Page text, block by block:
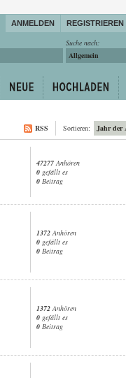
ANMELDEN REGISTRIEREN
Suche nach:
Allgemein
Jahr der
Sortieren:
RSS
47277 Anhören
0 gefällt es
0 Beitrag
1372Anhören
0 gefällt es
0 Beitrag
1372Anhören
0 gefällt es
0 Beitrag